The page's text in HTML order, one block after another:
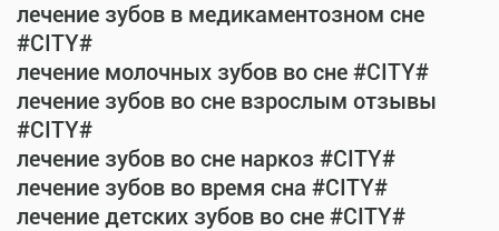
лечение зубов в медикаментозном сне
#CITY#
лечение молочных зубов во сне #CITY#
лечение зубов во сне взрослым отзывы
#CITY#
лечение зубов во сне наркоз #CITY#
лечение зубов во время сна #CITY#
лечение детских зубов во сне #CITY#